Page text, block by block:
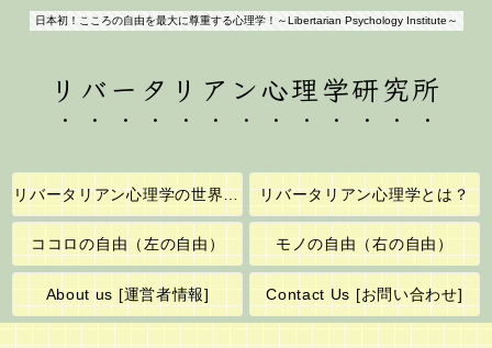
日本初！こころの自由を最大に尊重する心理学！～Libertarian Psychology Institute～
リバータリアン心理学研究所
リバータリアン心理学の世界へようこそ！ リバータリアン心理学とは？
ココロの自由（左の自由） モノの自由（右の自由）
About us [運営者情報] Contact Us [お問い合わせ]